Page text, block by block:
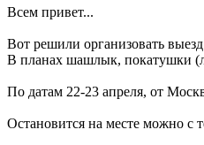
Всем привет...
Вот решили организовать
В планах шашлык, покатушки
По датам 22-23 апреля, от
Остановится на месте можно с